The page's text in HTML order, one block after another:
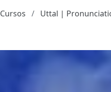
Cursos Uttal |